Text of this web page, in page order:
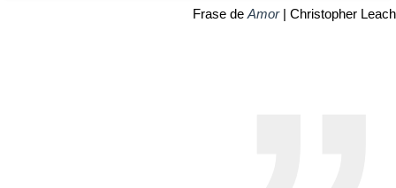
Frase de Amor| Christopher Leach